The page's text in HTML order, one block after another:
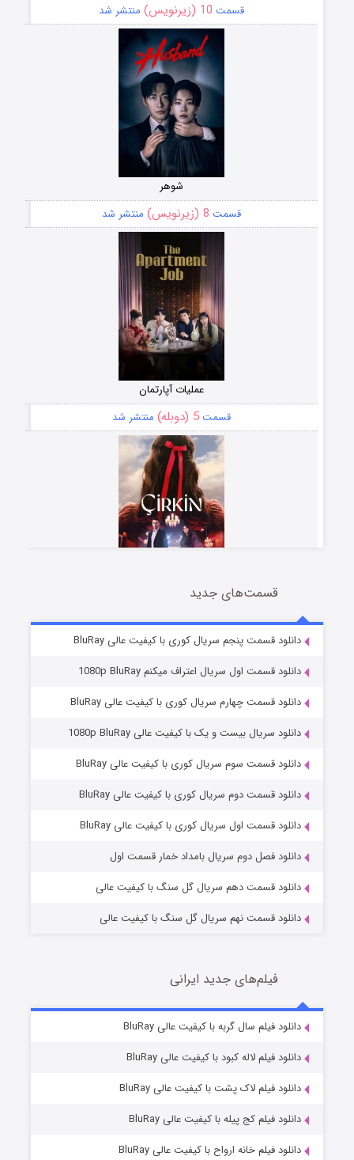
قسمت 10 (زیرنویس) منتشر شد
شوهر
قسمت 8 (زیرنویس) منتشر شد
عملیات آپارتمان
قسمت5 (دوبله) منتشر شد
سریال زشت
قسمت2 (زیرنویس) منتشر شد
مردگان متحرک: شهر مرده ۳
قسمت2 (زیرنویس) منتشر شد
قسمت7 (زیرنویس) منتشر شد
قسمت‌های جدید
دانلود قسمت پنجم سریال کوری با کیفیت عالی BluRay
دانلود قسمت اول سریال اعتراف میکنم 1080p BluRay
دانلود قسمت چهارم سریال کوری با کیفیت عالی BluRay
دانلود سریال بیست و یک با کیفیت عالی 1080p BluRay
دانلود قسمت سوم سریال کوری با کیفیت عالی BluRay
دانلود قسمت دوم سریال کوری با کیفیت عالی BluRay
دانلود قسمت اول سریال کوری با کیفیت عالی BluRay
دانلود فصل دوم سریال بامداد خمار قسمت اول
دانلود قسمت دهم سریال گل سنگ با کیفیت عالی
دانلود قسمت نهم سریال گل سنگ با کیفیت عالی
فیلم‌های جدید ایرانی
دانلود فیلم سال گربه با کیفیت عالی BluRay
دانلود فیلم لاله کبود با کیفیت عالی BluRay
دانلود فیلم لاک پشت با کیفیت عالی BluRay
دانلود فیلم کج‌ پیله با کیفیت عالی BluRay
دانلود فیلم خانه ارواح با کیفیت عالی BluRay